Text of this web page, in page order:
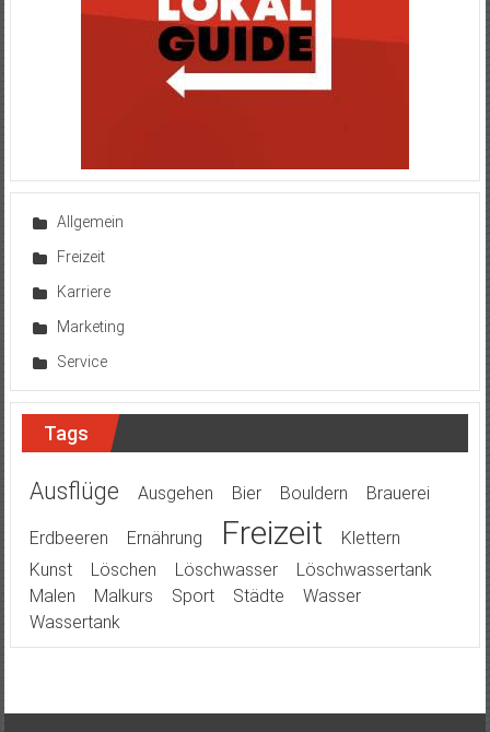
Allgemein
Freizeit
Karriere
Marketing
Service
Tags
Ausflüge Ausgehen Bier Bouldern Brauerei
Erdbeeren Ernährung Freizeit
Klettern
Kunst
Löschen Löschwasser
Löschwassertank
Malen
Malkurs Sport Städte
Wasser
Wassertank